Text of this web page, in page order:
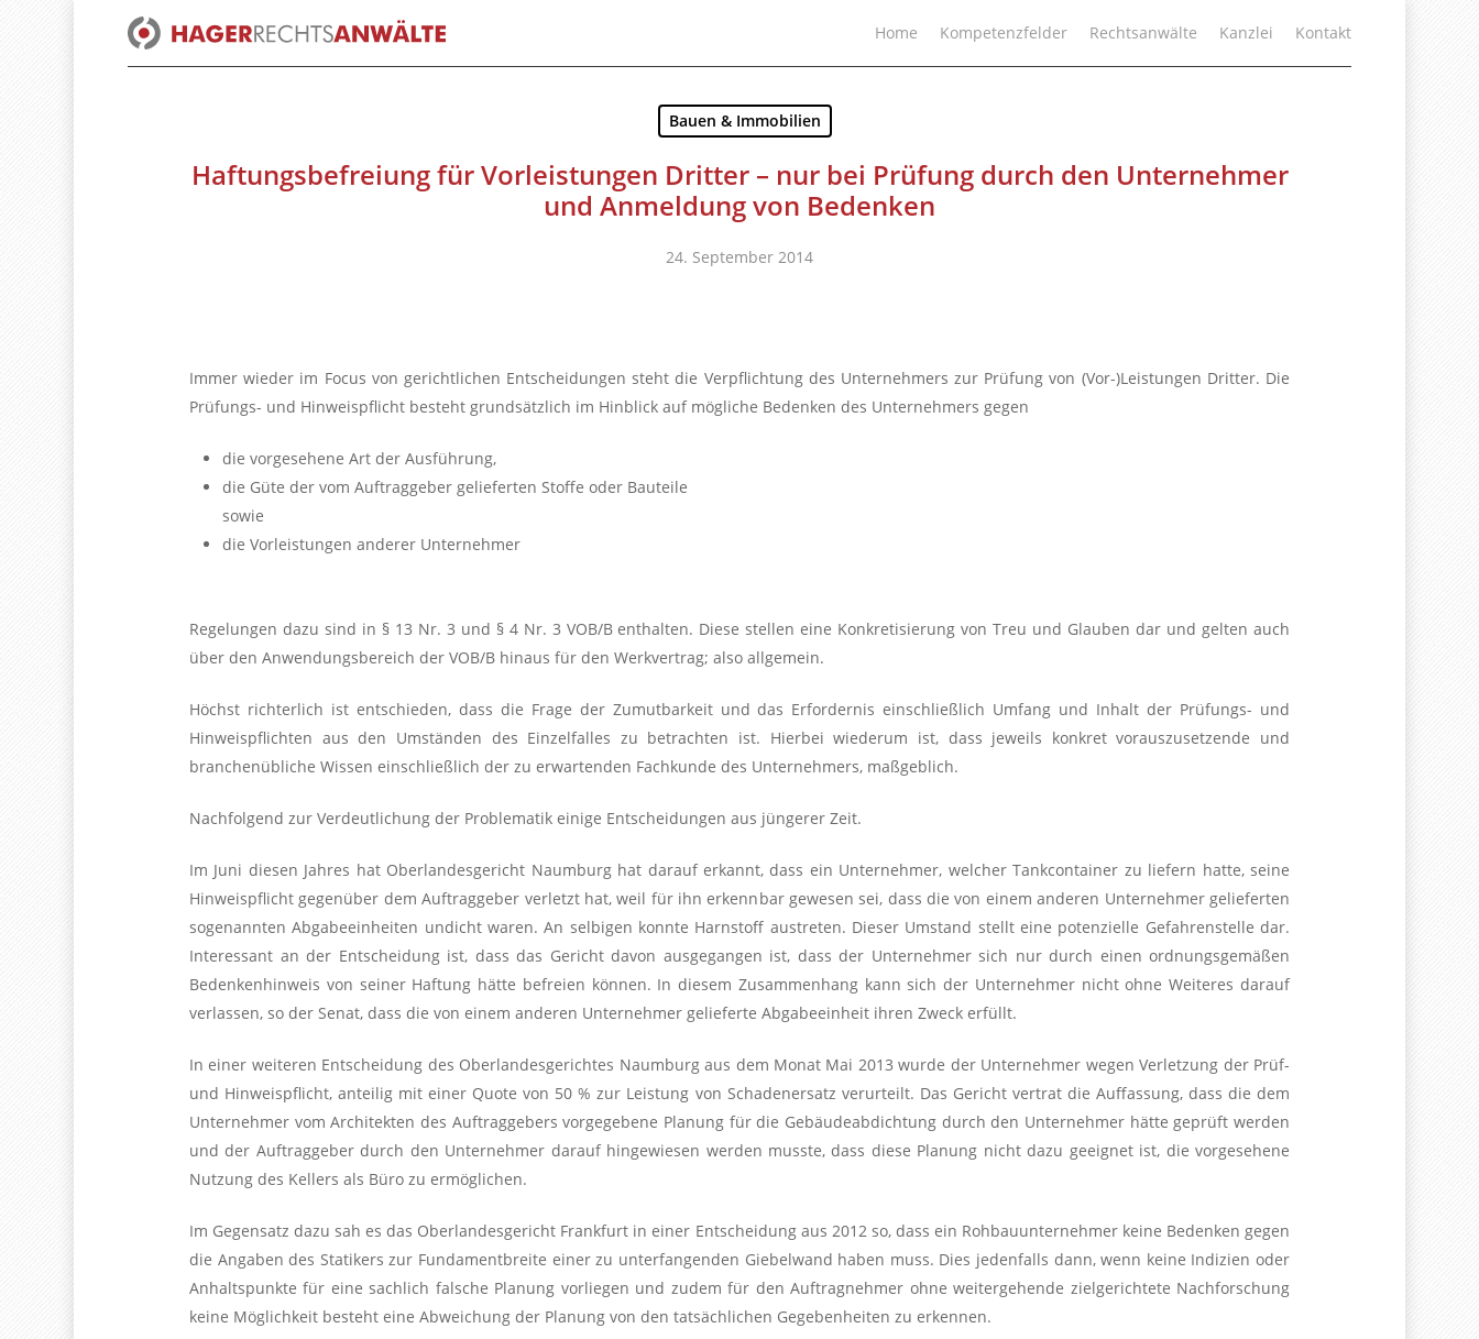
Home Kompetenzfelder Rechtsanwälte Kanzlei Kontakt
Bauen & Immobilien
Haftungsbefreiung für Vorleistungen Dritter – nur bei Prüfung durch den Unternehmer
und Anmeldung von Bedenken
24. September 2014
Immer wieder im Focus von gerichtlichen Entscheidungen steht die Verpflichtung des Unternehmers zur Prüfung von (Vor-)Leistungen Dritter. Die
Prüfungs- und Hinweispflicht besteht grundsätzlich im Hinblick auf mögliche Bedenken des Unternehmers gegen
die vorgesehene Art der Ausführung,
die Güte der vom Auftraggeber gelieferten Stoffe oder Bauteile
sowie
die Vorleistungen anderer Unternehmer
Regelungen dazu sind in § 13 Nr. 3 und § 4 Nr. 3 VOB/B enthalten. Diese stellen eine Konkretisierung von Treu und Glauben dar und gelten auch
über den Anwendungsbereich der VOB/B hinaus für den Werkvertrag; also allgemein.
Höchst richterlich ist entschieden, dass die Frage der Zumutbarkeit und das Erfordernis einschließlich Umfang und Inhalt der Prüfungs- und
Hinweispflichten aus den Umständen des Einzelfalles zu betrachten ist. Hierbei wiederum ist, dass jeweils konkret vorauszusetzende und
branchenübliche Wissen einschließlich der zu erwartenden Fachkunde des Unternehmers, maßgeblich.
Nachfolgend zur Verdeutlichung der Problematik einige Entscheidungen aus jüngerer Zeit.
Im Juni diesen Jahres hat Oberlandesgericht Naumburg hat darauf erkannt, dass ein Unternehmer, welcher Tankcontainer zu liefern hatte, seine
Hinweispflicht gegenüber dem Auftraggeber verletzt hat, weil für ihn erkennbar gewesen sei, dass die von einem anderen Unternehmer gelieferten
sogenannten Abgabeeinheiten undicht waren. An selbigen konnte Harnstoff austreten. Dieser Umstand stellt eine potenzielle Gefahrenstelle dar.
Interessant an der Entscheidung ist, dass das Gericht davon ausgegangen ist, dass der Unternehmer sich nur durch einen ordnungsgemäßen
Bedenkenhinweis von seiner Haftung hätte befreien können. In diesem Zusammenhang kann sich der Unternehmer nicht ohne Weiteres darauf
verlassen, so der Senat, dass die von einem anderen Unternehmer gelieferte Abgabeeinheit ihren Zweck erfüllt.
In einer weiteren Entscheidung des Oberlandesgerichtes Naumburg aus dem Monat Mai 2013 wurde der Unternehmer wegen Verletzung der Prüf-
und Hinweispflicht, anteilig mit einer Quote von 50 % zur Leistung von Schadenersatz verurteilt. Das Gericht vertrat die Auffassung, dass die dem
Unternehmer vom Architekten des Auftraggebers vorgegebene Planung für die Gebäudeabdichtung durch den Unternehmer hätte geprüft werden
und der Auftraggeber durch den Unternehmer darauf hingewiesen werden musste, dass diese Planung nicht dazu geeignet ist, die vorgesehene
Nutzung des Kellers als Büro zu ermöglichen.
Im Gegensatz dazu sah es das Oberlandesgericht Frankfurt in einer Entscheidung aus 2012 so, dass ein Rohbauunternehmer keine Bedenken gegen
die Angaben des Statikers zur Fundamentbreite einer zu unterfangenden Giebelwand haben muss. Dies jedenfalls dann, wenn keine Indizien oder
Anhaltspunkte für eine sachlich falsche Planung vorliegen und zudem für den Auftragnehmer ohne weitergehende zielgerichtete Nachforschung
keine Möglichkeit besteht eine Abweichung der Planung von den tatsächlichen Gegebenheiten zu erkennen.